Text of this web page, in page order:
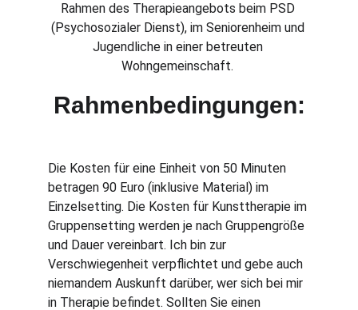
Rahmen des Therapieangebots beim PSD
(Psychosozialer Dienst), im Seniorenheim und
Jugendliche in einer betreuten
Wohngemeinschaft.
Die Kosten für eine Einheit von 50 Minuten
betragen 90 Euro (inklusive Material) im
Einzelsetting. Die Kosten für Kunsttherapie im
Gruppensetting werden je nach Gruppengröße
und Dauer vereinbart. Ich bin zur
Verschwiegenheit verpflichtet und gebe auch
niemandem Auskunft darüber, wer sich bei mir
in Therapie befindet. Sollten Sie einen
Rahmenbedingungen: